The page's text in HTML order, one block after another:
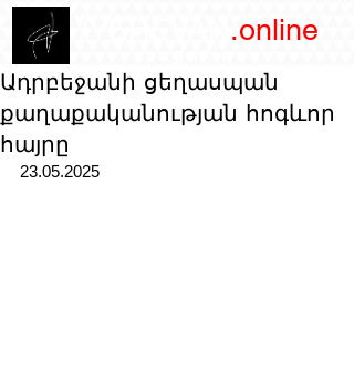
.online
Ադրբեջանի ցեղասպան
քաղաքականության հոգևոր
հայրը
23.05.2025